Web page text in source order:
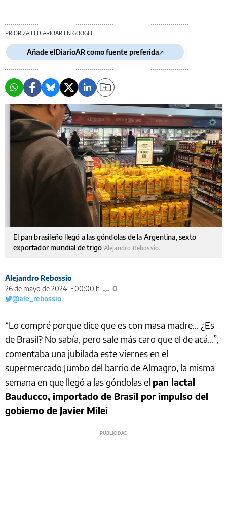
PRIORIZA ELDIARIOAR EN GOOGLE
Añade elDiarioAR como fuente preferida
El pan brasileño llegó a las góndolas de la Argentina, sexto
exportador mundial de trigo Alejandro Rebossio.
Alejandro Rebossio
26 de mayo de 2024
00:00 h
0
@ale_rebossio
“Lo compré porque dice que es con masa madre... ¿Es
de Brasil? No sabía, pero sale más caro que el de acá...”,
comentaba una jubilada este viernes en el
supermercado Jumbo del barrio de Almagro, la misma
semana en que llegó a las góndolas el pan lactal
Bauducco, importado de Brasil por impulso del
gobierno de Javier Milei